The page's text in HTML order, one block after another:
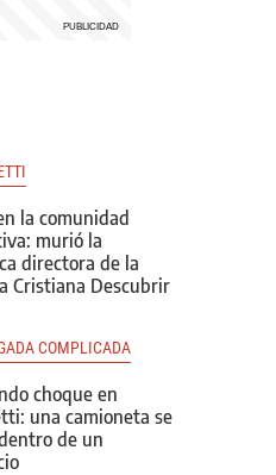
la comunidad
murió la
directora de la
Cristiana Descubrir
COMPLICADA
choque en
una camioneta se
de un